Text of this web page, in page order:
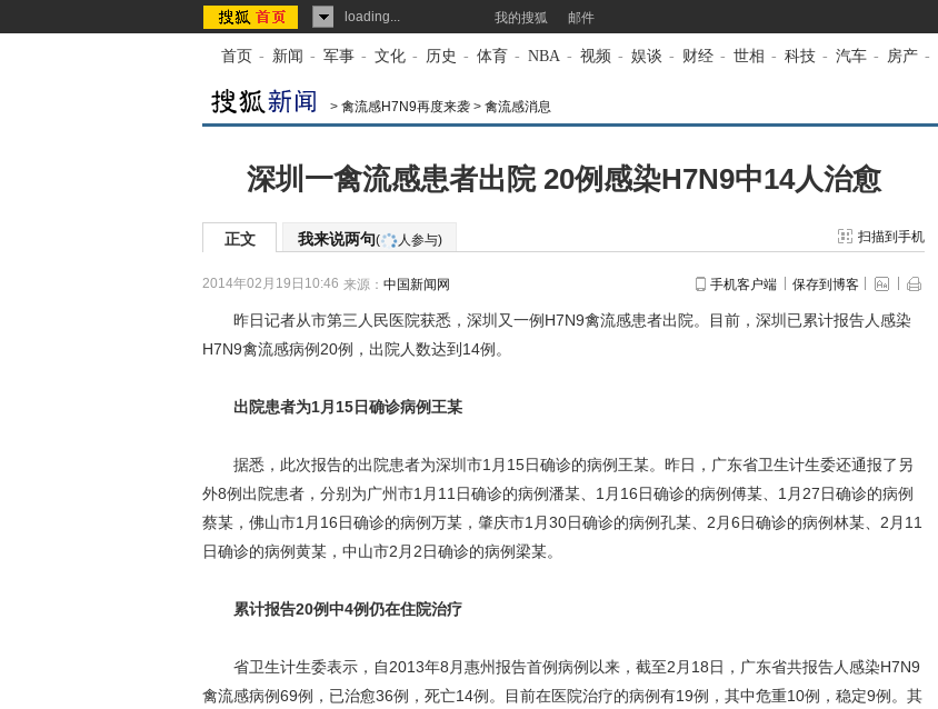
loading... 我的搜狐 邮件
首页 - 新闻 - 军事 - 文化 - 历史 - 体育 - NBA - 视频 - 娱谈 - 财经 - 世相 - 科技 - 汽车 - 房产 -
> 禽流感H7N9再度来袭 > 禽流感消息
深圳一禽流感患者出院 20例感染H7N9中14人治愈
正文 我来说两句( 人参与) 扫描到手机
2014年02月19日10:46 来源： 中国新闻网 手机客户端 保存到博客
昨日记者从市第三人民医院获悉，深圳又一例H7N9禽流感患者出院。目前，深圳已累计报告人感染
H7N9禽流感病例20例，出院人数达到14例。
出院患者为1月15日确诊病例王某
据悉，此次报告的出院患者为深圳市1月15日确诊的病例王某。昨日，广东省卫生计生委还通报了另
外8例出院患者，分别为广州市1月11日确诊的病例潘某、1月16日确诊的病例傅某、1月27日确诊的病例
蔡某，佛山市1月16日确诊的病例万某，肇庆市1月30日确诊的病例孔某、2月6日确诊的病例林某、2月11
日确诊的病例黄某，中山市2月2日确诊的病例梁某。
累计报告20例中4例仍在住院治疗
省卫生计生委表示，自2013年8月惠州报告首例病例以来，截至2月18日，广东省共报告人感染H7N9
禽流感病例69例，已治愈36例，死亡14例。目前在医院治疗的病例有19例，其中危重10例，稳定9例。其